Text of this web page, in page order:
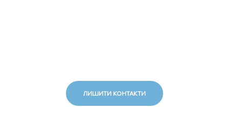
ЛИШИТИ КОНТАКТИ